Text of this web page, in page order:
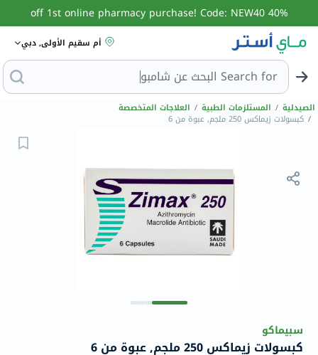
40% off 1st online pharmacy purchase! Code: NEW40
أم سقيم الأولى, دبي
Search for البحث عن شامب
الصيدلية / المستلزمات الطبية / العلاجات المتخصصة
/ كبسولات زيماكس 250 ملجم, عبوة من 6
سبيماكو
كبسولات زيماكس 250 ملجم, عبوة من 6